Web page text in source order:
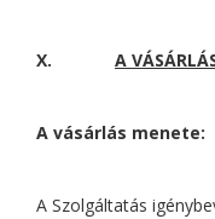
X. A
A vásárlás menete:
A Szolgáltatás